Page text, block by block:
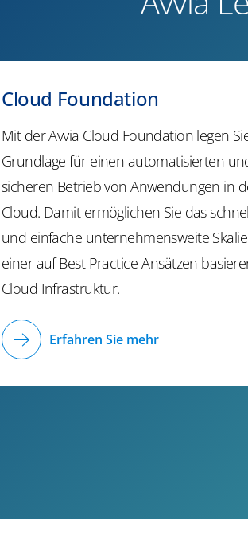
Cloud Foundation
Mit der Avvia Cloud Foundation legen
Grundlage für einen automatisierten
sicheren Betrieb von Anwendungen in
Cloud. Damit ermöglichen Sie das
und einfache unternehmensweite
einer auf Best Practice-Ansätzen
Cloud Infrastruktur.
Erfahren Sie mehr